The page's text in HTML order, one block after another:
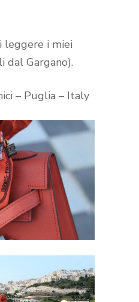
leggere i miei
dal Gargano).
– Puglia – Italy